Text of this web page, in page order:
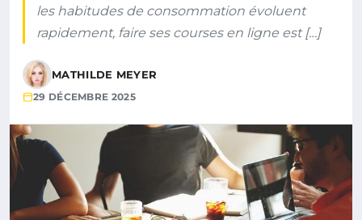
les habitudes de consommation évoluent
rapidement, faire ses courses en ligne est […]
MATHILDE MEYER
29 DÉCEMBRE 2025